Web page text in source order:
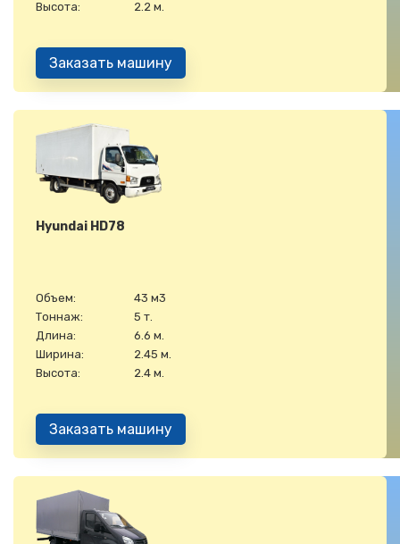
Высота:
2.2 м.
Заказать машину
Hyundai HD78
Объем:
43 м3
Тоннаж:
5 т.
Длина:
6.6 м.
Ширина:
2.45 м.
Высота:
2.4 м.
Заказать машину